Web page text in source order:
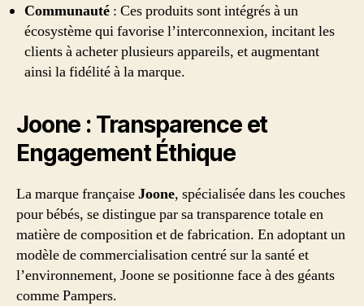
Communauté : Ces produits sont intégrés à un
écosystème qui favorise l’interconnexion, incitant les
clients à acheter plusieurs appareils, et augmentant
ainsi la fidélité à la marque.
Joone : Transparence et
Engagement Éthique
La marque françaiseJoone, spécialisée dans les couches
pour bébés, se distingue par sa transparence totale en
matière de composition et de fabrication. En adoptant un
modèle de commercialisation centré sur la santé et
l’environnement, Joone se positionne face à des géants
comme Pampers.